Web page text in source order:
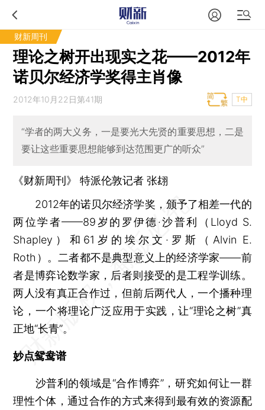
财新周刊
理论之树开出现实之花——2012年
诺贝尔经济学奖得主肖像
2012年10月22日第41期 T中
“学者的两大义务，一是要光大先贤的重要思想，二是
要让这些重要思想能够到达范围更广的听众”
《财新周刊》 特派伦敦记者张翃
2012年的诺贝尔经济学奖，颁予了相差一代的
两位学者——89岁的罗伊德·沙普利（Lloyd S.
Shapley）和61岁的埃尔文·罗斯（Alvin E.
Roth）。二者都不是典型意义上的经济学家——前
者是博弈论数学家，后者则接受的是工程学训练。
两人没有真正合作过，但前后两代人，一个播种理
论，一个将理论广泛应用于实践，让“理论之树”真
正地“长青”。
妙点鸳鸯谱
沙普利的领域是“合作博弈”，研究如何让一群
理性个体，通过合作的方式来得到最有效的资源配